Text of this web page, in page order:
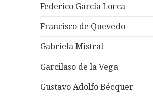
Federico García Lorca
Francisco de Quevedo
Gabriela Mistral
Garcilaso de la Vega
Gustavo Adolfo Bécquer